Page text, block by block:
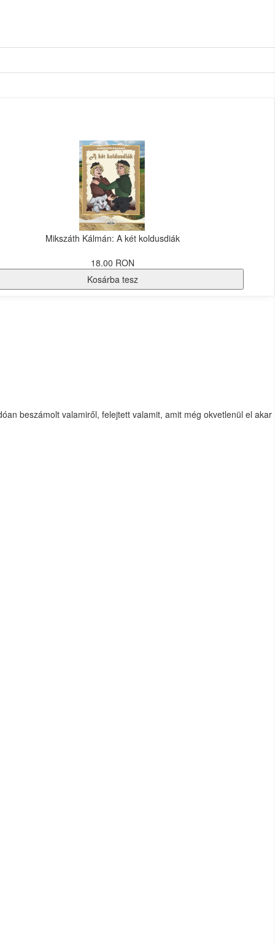
Mikszáth Kálmán: A két koldusdiák
18.00 RON
Kosárba tesz
beszámolt valamiről, felejtett valamit, amit még okvetlenül el akar